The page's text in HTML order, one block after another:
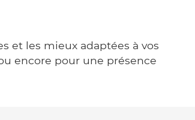
et les mieux adaptées à vos
encore pour une présence